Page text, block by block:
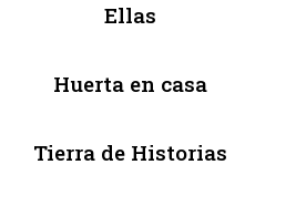
Ellas
Huerta en casa
Tierra de Historias